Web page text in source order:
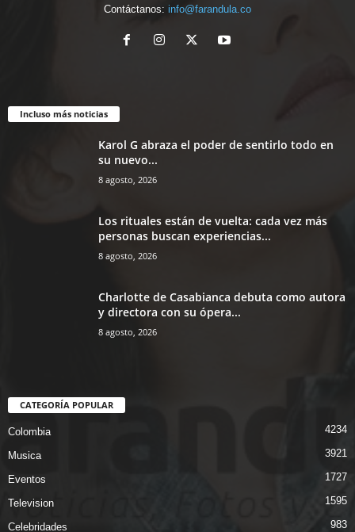
Contáctanos: info@farandula.co
Incluso más noticias
Karol G abraza el poder de sentirlo todo en
su nuevo...
8 agosto, 2026
Los rituales están de vuelta: cada vez más
personas buscan experiencias...
8 agosto, 2026
Charlotte de Casabianca debuta como autora
y directora con su ópera...
8 agosto, 2026
CATEGORÍA POPULAR
Colombia 4234
Musica 3921
Eventos 1727
Television 1595
Celebridades 983